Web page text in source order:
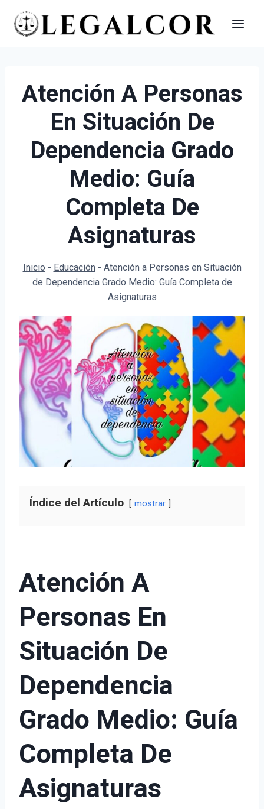
Saltar
Atención A Personas
En Situación De
Dependencia Grado
Medio: Guía
Completa De
Asignaturas
Inicio - Educación - Atención a Personas en Situación
de Dependencia Grado Medio: Guía Completa de
Asignaturas
Índice del Artículo mostrar
Atención A
Personas En
Situación De
Dependencia
Grado Medio: Guía
Completa De
Asignaturas